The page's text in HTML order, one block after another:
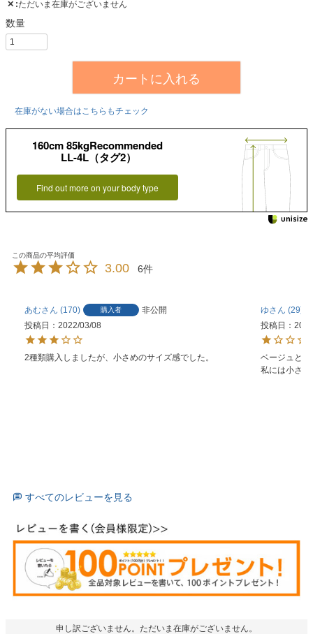
✕ ただいま在庫がございません
カートに入れる
在庫がない場合はこちらもチェック
160cm 85kgRecommended
LL-4L（タグ2）
Find out more on your body type
3.00 6
あむ 170 購入者
非公開
投稿日
2022/03/08
2種類購入しましたが、小さめのサイズ感でした。
ゆ
29
投稿日
ベージュと
私には小さか
すべてのレビューを見る
申し訳ございません。ただいま在庫がございません。